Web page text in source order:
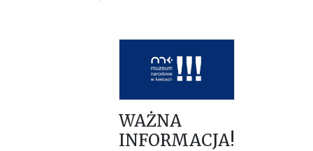
WAŻNA
INFORMACJA!